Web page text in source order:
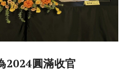
2024圓滿收官